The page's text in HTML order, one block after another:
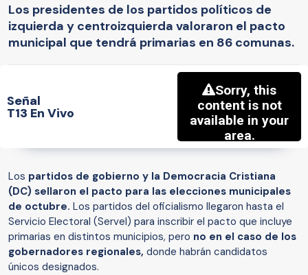
Los presidentes de los partidos políticos de
izquierda y centroizquierda valoraron el pacto
municipal que tendrá primarias en 86 comunas.
Señal
T13 En Vivo
Los partidos de gobierno y la Democracia Cristiana
(DC) sellaron el pacto para las elecciones municipales
de octubre. Los partidos del oficialismo llegaron hasta el
Servicio Electoral (Servel) para inscribir el pacto que incluye
primarias en distintos municipios, pero no en el caso de los
gobernadores regionales, donde habrán candidatos
únicos designados.